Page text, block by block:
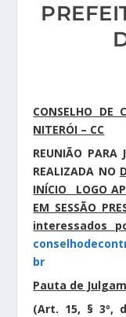
CONSELHO DE
NITERÓI – CC
REUNIÃO PARA
REALIZADA NO
INÍCIO LOGO
EM SESSÃO
interessados
br
Pauta de
(Art. 15, § 3º,